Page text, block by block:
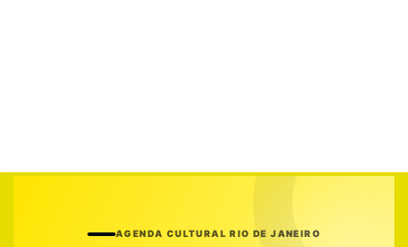
AGENDA CULTURAL RIO DE JANEIRO